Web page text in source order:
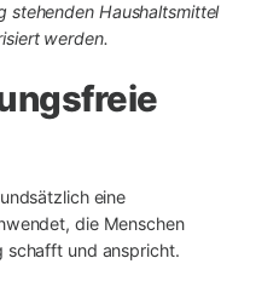
stehenden Haushaltsmittel
werden.
eine
die Menschen
schafft und anspricht.